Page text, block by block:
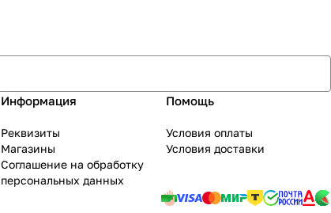
Информация
Реквизиты
Магазины
Соглашение на обработку
персональных данных
Помощь
Условия оплаты
Условия доставки